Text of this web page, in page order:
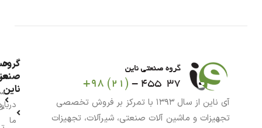
آی ناین از سال ۱۳۹۳ با تمرکز بر فروش تخصصی
تجهیزات و ماشین آلات صنعتی، شیرآلات، تجهیزات
گروه
ناین
ما